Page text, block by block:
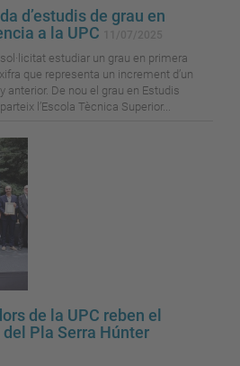
d’estudis de grau en
a la UPC
estudiar un grau en primera
que representa un increment d’un
anterior. De nou el grau en Estudis
l’Escola Tècnica Superior...
de la UPC reben el
Pla Serra Húnter